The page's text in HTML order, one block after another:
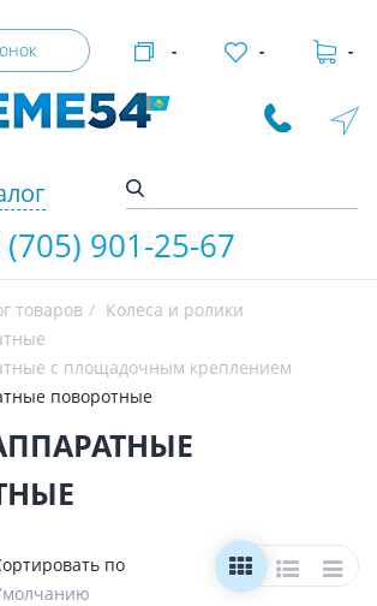
- - -
(705) 901-25-67
товаров
Колеса и ролики
с площадочным креплением
поворотные
по